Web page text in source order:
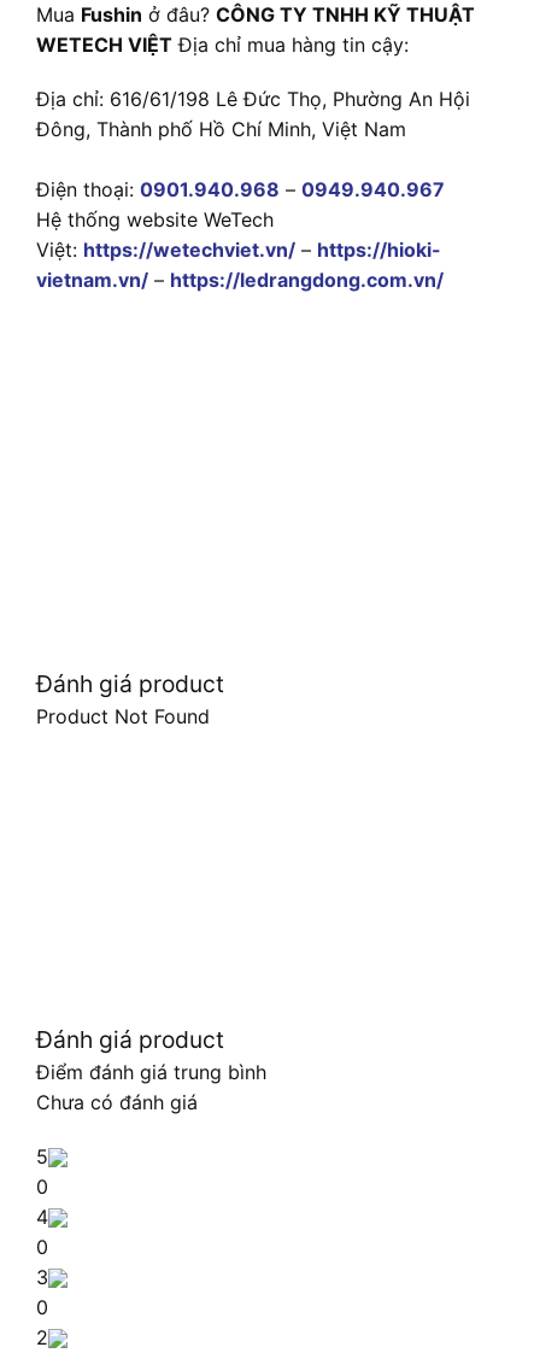
Mua Fushin ở đâu? CÔNG TY TNHH KỸ THUẬT
WETECH VIỆT Địa chỉ mua hàng tin cậy:
Địa chỉ: 616/61/198 Lê Đức Thọ, Phường An Hội
Đông, Thành phố Hồ Chí Minh, Việt Nam
Điện thoại: 0901.940.968 – 0949.940.967
Hệ thống website WeTech
Việt: https://wetechviet.vn/ – https://hioki-
vietnam.vn/ – https://ledrangdong.com.vn/
Đánh giá product
Product Not Found
Đánh giá product
Điểm đánh giá trung bình
Chưa có đánh giá
5
0
4
0
3
0
2